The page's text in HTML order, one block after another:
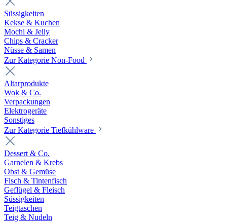
Süssigkeiten
Kekse & Kuchen
Mochi & Jelly
Chips & Cracker
Nüsse & Samen
Zur Kategorie Non-Food
Altarprodukte
Wok & Co.
Verpackungen
Elektrogeräte
Sonstiges
Zur Kategorie Tiefkühlware
Dessert & Co.
Garnelen & Krebs
Obst & Gemüse
Fisch & Tintenfisch
Geflügel & Fleisch
Süssigkeiten
Teigtaschen
Teig & Nudeln